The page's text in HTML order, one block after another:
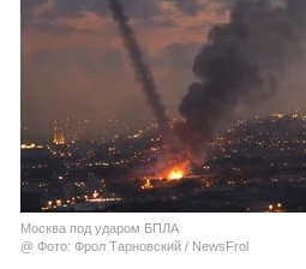
Москва под ударом БПЛА
@ Фото: Фрол Тарновский / NewsFrol